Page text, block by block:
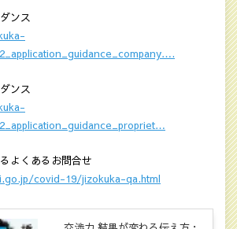
ンス
ンス
よくあるお問合せ
covid-19/jizokuka-qa.html